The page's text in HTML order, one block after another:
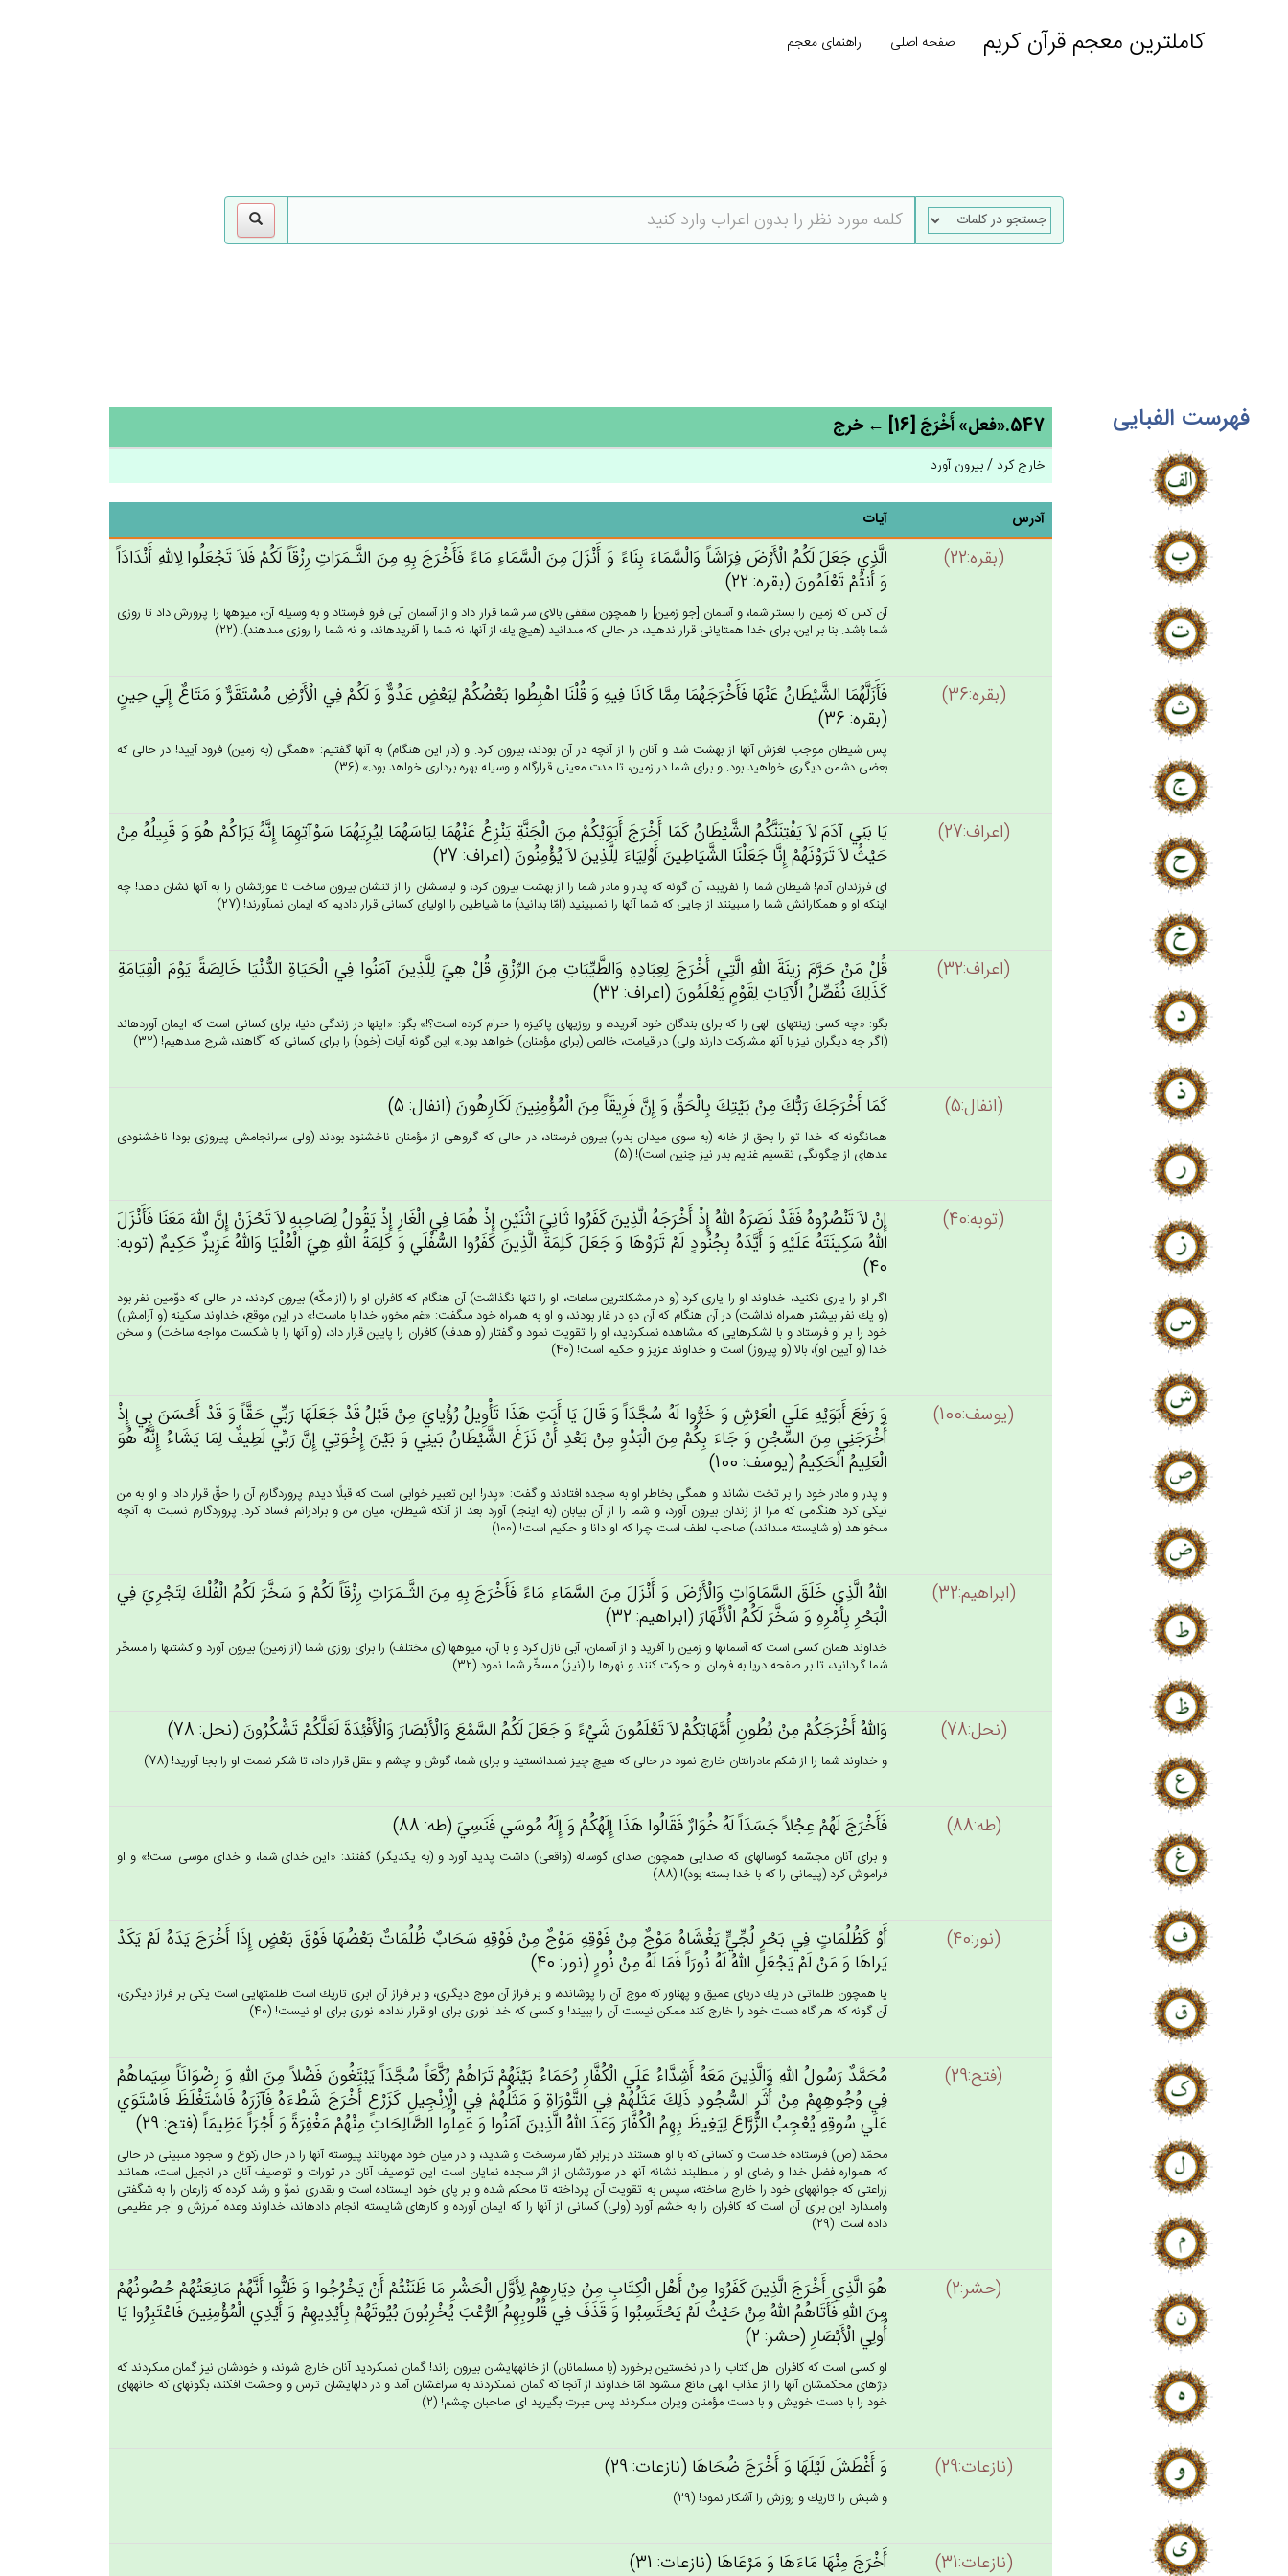
کاملترین معجم قرآن کریم صفحه اصلی راهنمای معجم
فهرست الفبایی 547.«فعل» أَخْرَج‌َ [16] ← خرج
خارج کرد / بیرون آورد
آدرس آیات
(بقره:22)
الَّذِي‌ جَعَل‌َ لَكُم‌ُ الْأَرْض‌َ فِرَاشَاً وَالْسَّمَاءَ بِنَاءً وَ أَنْزَل‌َ مِن‌َ الْسَّمَاءِ مَاءً فَأَخْرَج‌َ بِه‌ِ مِن‌َ الثَّـمَرَات‌ِ رِزْقَاً لَكُم‌ْ فَلاَ تَجْعَلُوا لِالله‌ِ أَنْدَادَاً
وَ أَنتُم‌ْ تَعْلَمُون‌َ (بقره: 22)
آن كس كه زمين را بستر شما، و آسمان [جو زمين‏] را همچون سقفى بالاى سر شما قرار داد و از آسمان آبى فرو فرستاد و به وسيله آن، ميوه‏ها را پرورش داد تا روزى
شما باشد. بنا بر اين، براى خدا همتايانى قرار ندهيد، در حالى كه مى‏دانيد (هيچ يك از آنها، نه شما را آفريده‏اند، و نه شما را روزى مى‏دهند). (22)
(بقره:36)
فَأَزَلَّهُمَا الشَّيْطَان‌ُ عَنْهَا فَأَخْرَجَهُمَا مِمَّا كَانَا فِيه‌ِ وَ قُلْنَا اهْبِطُوا بَعْضُكُم‌ْ لِبَعْض‌ٍ عَدُوٌّ وَ لَكُم‌ْ فِي‌ الْأَرْض‌ِ مُسْتَقَرٌّ وَ مَتَاع‌ٌ إِلَي‌ حِين‌ٍ
(بقره: 36)
پس شيطان موجب لغزش آنها از بهشت شد و آنان را از آنچه در آن بودند، بيرون كرد. و (در اين هنگام) به آنها گفتيم: «همگى (به زمين) فرود آييد! در حالى كه
بعضى دشمن ديگرى خواهيد بود. و براى شما در زمين، تا مدت معينى قرارگاه و وسيله بهره بردارى خواهد بود.» (36)
(اعراف:27)
يَا بَنِي‌ آدَم‌َ لاَ يَفْتِنَنَّكُم‌ُ الشَّيْطَان‌ُ كَمَا أَخْرَج‌َ أَبَوَيْكُمْ‌ مِن‌َ الْجَنَّة‌ِ يَنْزِع‌ُ عَنْهُمَا لِبَاسَهُمَا لِيُرِيَهُمَا سَوْآتِهِمَا إِنَّه‌ُ يَرَاكُم‌ْ هُوَ وَ قَبِيلُه‌ُ مِن‌ْ
حَيْث‌ُ لاَ تَرَوْنَهُم‌ْ إِنَّا جَعَلْنَا الشَّيَاطِين‌َ أَوْلِيَاءَ لِلَّذِين‌َ لاَ يُؤْمِنُون‌َ (اعراف: 27)
اى فرزندان آدم! شيطان شما را نفريبد، آن گونه كه پدر و مادر شما را از بهشت بيرون كرد، و لباسشان را از تنشان بيرون ساخت تا عورتشان را به آنها نشان دهد! چه
اينكه او و همكارانش شما را مى‏بينند از جايى كه شما آنها را نمى‏بينيد (امّا بدانيد) ما شياطين را اولياى كسانى قرار داديم كه ايمان نمى‏آورند! (27)
(اعراف:32)
قُل‌ْ مَن‌ْ حَرَّم‌َ زِينَة‌َ الله‌ِ الَّتِي‌ أَخْرَج‌َ لِعِبَادِه‌ِ وَالطَّيِّبَات‌ِ مِن‌َ الرِّزْق‌ِ قُل‌ْ هِي‌َ لِلَّذِين‌َ آمَنُوا فِي‌ الْحَيَاة‌ِ الدُّنْيَا خَالِصَة‌ً يَوْم‌َ الْقِيَامَة‌ِ
كَذَلِك‌َ نُفَصِّل‌ُ الْآيَات‌ِ لِقَوْم‌ٍ يَعْلَمُون‌َ (اعراف: 32)
بگو: «چه كسى زينتهاى الهى را كه براى بندگان خود آفريده، و روزيهاى پاكيزه را حرام كرده است؟!» بگو: «اينها در زندگى دنيا، براى كسانى است كه ايمان آورده‏اند
(اگر چه ديگران نيز با آنها مشاركت دارند ولى) در قيامت، خالص (براى مؤمنان) خواهد بود.» اين گونه آيات (خود) را براى كسانى كه آگاهند، شرح مى‏دهيم! (32)
(انفال:5) كَمَا أَخْرَجَك‌َ رَبُّك‌َ مِنْ‌ بَيْتِك‌َ بِالْحَق‌ِّ وَ إِن‌َّ فَرِيقَاً مِن‌َ الْمُؤْمِنِين‌َ لَكَارِهُون‌َ (انفال: 5)
همان‏گونه كه خدا تو را بحق از خانه (به سوى ميدان بدر،) بيرون فرستاد، در حالى كه گروهى از مؤمنان ناخشنود بودند (ولى سرانجامش پيروزى بود! ناخشنودى
عده‏اى از چگونگى تقسيم غنايم بدر نيز چنين است)! (5)
(توبه:40)
إِنْ لاَ تَنْصُرُوه‌ُ فَقَدْ نَصَرَه‌ُ الله‌ُ إِذْ أَخْرَجَه‌ُ الَّذِين‌َ كَفَرُوا ثَانِي‌َ اثْنَيْن‌ِ إِذْ هُمَا فِي‌ الْغَارِ إِذْ يَقُول‌ُ لِصَاحِبِه‌ِ لاَ تَحْزَن‌ْ إِن‌َّ الله‌َ مَعَنَا فَأَنْزَل‌َ
الله‌ُ سَكِينَتَه‌ُ عَلَيْه‌ِ وَ أَيَّدَه‌ُ بِجُنُودٍ لَم‌ْ تَرَوْهَا وَ جَعَل‌َ كَلِمَة‌َ الَّذِين‌َ كَفَرُوا السُّفْلَي‌ وَ كَلِمَة‌ُ الله‌ِ هِي‌َ الْعُلْيَا وَالله‌ُ عَزِيزٌ حَكِيم‌ٌ (توبه:
40)
اگر او را يارى نكنيد، خداوند او را يارى كرد (و در مشكلترين ساعات، او را تنها نگذاشت) آن هنگام كه كافران او را (از مكّه) بيرون كردند، در حالى كه دوّمين نفر بود
(و يك نفر بيشتر همراه نداشت) در آن هنگام كه آن دو در غار بودند، و او به همراه خود مى‏گفت: «غم مخور، خدا با ماست!» در اين موقع، خداوند سكينه (و آرامش)
خود را بر او فرستاد و با لشكرهايى كه مشاهده نمى‏كرديد، او را تقويت نمود و گفتار (و هدف) كافران را پايين قرار داد، (و آنها را با شكست مواجه ساخت) و سخن
خدا (و آيين او)، بالا (و پيروز) است و خداوند عزيز و حكيم است! (40)
(يوسف:100)
وَ رَفَع‌َ أَبَوَيْه‌ِ عَلَي‌ الْعَرْش‌ِ وَ خَرُّوا لَه‌ُ سُجَّدَاً وَ قَال‌َ يَا أَبَت‌ِ هَذَا تَأْوِيل‌ُ رُؤْياي‌َ مِنْ‌ قَبْل‌ُ قَدْ جَعَلَهَا رَبِّي‌ حَقَّاً وَ قَدْ أَحْسَن‌َ بِي‌ إِذْ
أَخْرَجَنِي‌ مِن‌َ السِّجْن‌ِ وَ جَاءَ بِكُمْ‌ مِن‌َ الْبَدْوِ مِنْ‌ بَعْدِ أَنْ‌ نَزَغ‌َ الشَّيْطَان‌ُ بَينِي‌ وَ بَيْن‌َ إِخْوَتِي‌ إِن‌َّ رَبِّي‌ لَطِيف‌ٌ لِمَا يَشَاءُ إِنَّه‌ُ هُوَ
الْعَلِيم‌ُ الْحَكِيم‌ُ (يوسف: 100)
و پدر و مادر خود را بر تخت نشاند و همگى بخاطر او به سجده افتادند و گفت: «پدر! اين تعبير خوابى است كه قبلًا ديدم پروردگارم آن را حقّ قرار داد! و او به من
نيكى كرد هنگامى كه مرا از زندان بيرون آورد، و شما را از آن بيابان (به اينجا) آورد بعد از آنكه شيطان، ميان من و برادرانم فساد كرد. پروردگارم نسبت به آنچه
مى‏خواهد (و شايسته مى‏داند،) صاحب لطف است چرا كه او دانا و حكيم است! (100)
(ابراهيم:32)
الله‌ُ الَّذِي‌ خَلَق‌َ السَّمَاوَات‌ِ وَالْأَرْض‌َ وَ أَنْزَل‌َ مِن‌َ السَّمَاءِ مَاءً فَأَخْرَج‌َ بِه‌ِ مِن‌َ الثَّـمَرَات‌ِ رِزْقَاً لَكُم‌ْ وَ سَخَّرَ لَكُم‌ُ الْفُلْك‌َ لِتَجْرِي‌َ فِي‌
الْبَحْرِ بِأَمْرِه‌ِ وَ سَخَّرَ لَكُم‌ُ الْأَنْهَارَ (ابراهيم: 32)
خداوند همان كسى است كه آسمانها و زمين را آفريد و از آسمان، آبى نازل كرد و با آن، ميوه‏ها (ى مختلف) را براى روزى شما (از زمين) بيرون آورد و كشتى‏ها را مسخّر
شما گردانيد، تا بر صفحه دريا به فرمان او حركت كنند و نهرها را (نيز) مسخّر شما نمود (32)
(نحل:78) وَالله‌ُ أَخْرَجَكُمْ‌ مِنْ‌ بُطُون‌ِ أُمَّهَاتِكُم‌ْ لاَ تَعْلَمُون‌َ شَيْءً وَ جَعَل‌َ لَكُم‌ُ السَّمْع‌َ وَالْأَبْصَارَ وَالْأَفْئِدَة‌َ لَعَلَّكُم‌ْ تَشْكُرُون‌َ (نحل: 78)
و خداوند شما را از شكم مادرانتان خارج نمود در حالى كه هيچ چيز نمى‏دانستيد و براى شما، گوش و چشم و عقل قرار داد، تا شكر نعمت او را بجا آوريد! (78)
(طه:88) فَأَخْرَج‌َ لَهُم‌ْ عِجْلاً جَسَدَاً لَه‌ُ خُوَارٌ فَقَالُوا هَذَا إِلَهُكُم‌ْ وَ إِلَه‌ُ مُوسَي‌ فَنَسِي‌َ (طه: 88)
و براى آنان مجسّمه گوساله‏اى كه صدايى همچون صداى گوساله (واقعى) داشت پديد آورد و (به يكديگر) گفتند: «اين خداى شما، و خداى موسى است!» و او
فراموش كرد (پيمانى را كه با خدا بسته بود)! (88)
(نور:40)
أَوْ كَظُلُمَات‌ٍ فِي‌ بَحْرٍ لُجِّي‌ٍّ يَغْشَاه‌ُ مَوْج‌ٌ مِنْ‌ فَوْقِه‌ِ مَوْج‌ٌ مِنْ‌ فَوْقِه‌ِ سَحَاب‌ٌ ظُلُمَات‌ٌ بَعْضُهَا فَوْق‌َ بَعْض‌ٍ إِذَا أَخْرَج‌َ يَدَه‌ُ لَم‌ْ يَكَدْ
يَراهَا وَ مَنْ‌ لَم‌ْ يَجْعَل‌ِ الله‌ُ لَه‌ُ نُورَاً فَمَا لَه‌ُ مِنْ‌ نُورٍ (نور: 40)
يا همچون ظلماتى در يك درياى عميق و پهناور كه موج آن را پوشانده، و بر فراز آن موج ديگرى، و بر فراز آن ابرى تاريك است ظلمتهايى است يكى بر فراز ديگرى،
آن گونه كه هر گاه دست خود را خارج كند ممكن نيست آن را ببيند! و كسى كه خدا نورى براى او قرار نداده، نورى براى او نيست! (40)
(فتح:29)
مُحَمَّدٌ رَسُول‌ُ الله‌ِ وَالَّذِين‌َ مَعَه‌ُ أَشِدَّاءُ عَلَي‌ الْكُفَّارِ رُحَمَاءُ بَيْنَهُم‌ْ تَرَاهُم‌ْ رُكَّعَاً سُجَّدَاً يَبْتَغُون‌َ فَضْلاً مِن‌َ الله‌ِ وَ رِضْوَانَاً سِيَماهُم‌ْ
فِي‌ وُجُوهِهِمْ‌ مِن‌ْ أَثَرِ السُّجُودِ ذَلِك‌َ مَثَلُهُم‌ْ فِي‌ التَّوْرَاة‌ِ وَ مَثَلُهُم‌ْ فِي‌ الْإِنْجِيل‌ِ كَزَرْع‌ٍ أَخْرَج‌َ شَطْءَه‌ُ فَآزَرَه‌ُ فَاسْتَغْلَظ‌َ فَاسْتَوَي‌
عَلَي‌ سُوقِه‌ِ يُعْجِب‌ُ الزُّرَّاع‌َ لِيَغِيظ‌َ بِهِم‌ُ الْكُفَّارَ وَعَدَ الله‌ُ الَّذِين‌َ آمَنُوا وَ عَمِلُوا الصَّالِحَات‌ِ مِنْهُمْ‌ مَغْفِرَة‌ً وَ أَجْرَاً عَظِيمَاً (فتح: 29)
محمّد (ص) فرستاده خداست و كسانى كه با او هستند در برابر كفّار سرسخت و شديد، و در ميان خود مهربانند پيوسته آنها را در حال ركوع و سجود مى‏بينى در حالى
كه همواره فضل خدا و رضاى او را مى‏طلبند نشانه آنها در صورتشان از اثر سجده نمايان است اين توصيف آنان در تورات و توصيف آنان در انجيل است، همانند
زراعتى كه جوانه‏هاى خود را خارج ساخته، سپس به تقويت آن پرداخته تا محكم شده و بر پاى خود ايستاده است و بقدرى نموّ و رشد كرده كه زارعان را به شگفتى
وامى‏دارد اين براى آن است كه كافران را به خشم آورد (ولى) كسانى از آنها را كه ايمان آورده و كارهاى شايسته انجام داده‏اند، خداوند وعده آمرزش و اجر عظيمى
داده است. (29)
(حشر:2)
هُوَ الَّذِي‌ أَخْرَج‌َ الَّذِين‌َ كَفَرُوا مِن‌ْ أَهْل‌ِ الْكِتَاب‌ِ مِنْ‌ دِيَارِهِم‌ْ لِأَوَّل‌ِ الْحَشْرِ مَا ظَنَنْتُم‌ْ أَنْ‌ يَخْرُجُوا وَ ظَنُّوا أَنَّهُمْ‌ مَانِعَتُهُم‌ْ حُصُونُهُمْ‌
مِن‌َ الله‌ِ فَأَتَاهُم‌ُ الله‌ُ مِن‌ْ حَيْث‌ُ لَم‌ْ يَحْتَسِبُوا وَ قَذَف‌َ فِي‌ قُلُوبِهِم‌ُ الرُّعْب‌َ يُخْرِبُون‌َ بُيُوتَهُمْ‌ بِأَيْدِيهِم‌ْ وَ أَيْدِي‌ الْمُؤْمِنِين‌َ فَاعْتَبِرُوا يَا
أُولِي‌ الْأَبْصَارِ (حشر: 2)
او كسى است كه كافران اهل كتاب را در نخستين برخورد (با مسلمانان) از خانه‏هايشان بيرون راند! گمان نمى‏كرديد آنان خارج شوند، و خودشان نيز گمان مى‏كردند كه
دِژهاى محكمشان آنها را از عذاب الهى مانع مى‏شود امّا خداوند از آنجا كه گمان نمى‏كردند به سراغشان آمد و در دلهايشان ترس و وحشت افكند، بگونه‏اى كه خانه‏هاى
خود را با دست خويش و با دست مؤمنان ويران مى‏كردند پس عبرت بگيريد اى صاحبان چشم! (2)
(نازعات:29) وَ أَغْطَش‌َ لَيْلَهَا وَ أَخْرَج‌َ ضُحَاهَا (نازعات: 29)
و شبش را تاريك و روزش را آشكار نمود! (29)
(نازعات:31) أَخْرَج‌َ مِنْهَا مَاءَهَا وَ مَرْعَاهَا (نازعات: 31)